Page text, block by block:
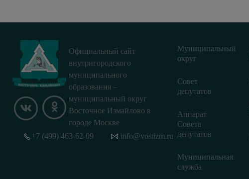
Официальный сайт
внутригородского
муниципального
образования –
муниципальный округ
Восточное Измайлово в
городе Москве
Муниципальный
округ
Совет
депутатов
Аппарат
Совета
депутатов
Муниципальная
служба
+7 (499) 463-62-09 info@vostizm.ru